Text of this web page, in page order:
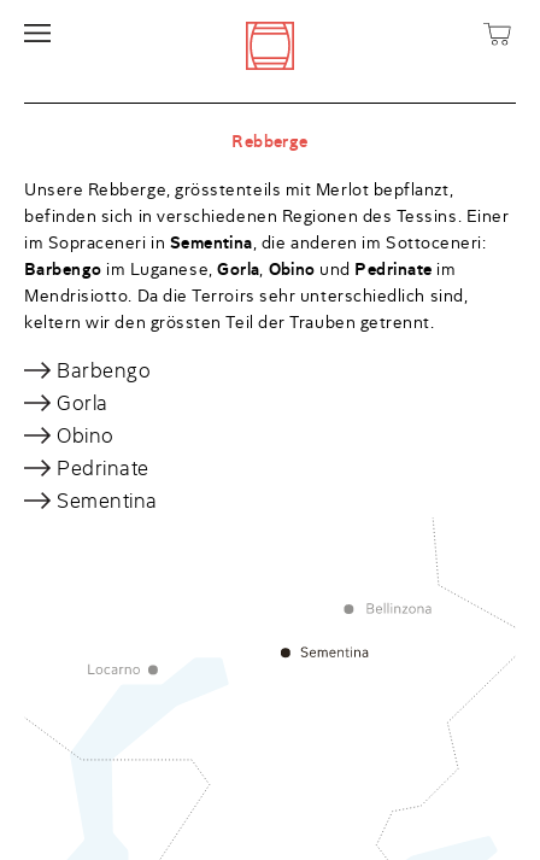
Rebberge
Unsere Rebberge, grösstenteils mit Merlot bepflanzt,
befinden sich in verschiedenen Regionen des Tessins. Einer
im Sopraceneri in Sementina, die anderen im Sottoceneri:
Barbengo im Luganese,Gorla, Obino und Pedrinate im
Mendrisiotto. Da die Terroirs sehr unterschiedlich sind,
keltern wir den grössten Teil der Trauben getrennt.
Barbengo
Gorla
Obino
Pedrinate
Sementina